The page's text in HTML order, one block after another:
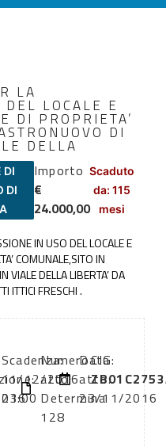
LA
DEL LOCALE E
DI PROPRIETA’
DI
DELLA
DI
DI
Importo
€
24.000,00
Scaduto
da: 115
mesi
IN USO DEL LOCALE E
COMUNALE,SITO IN
VIALE DELLA LIBERTA’ DA
ITTICI FRESCHI .
Scadenza:
11/12/2016
23:00
Numero
atto:
Determina
128
Data
atto:
23/11/2016
CIG: